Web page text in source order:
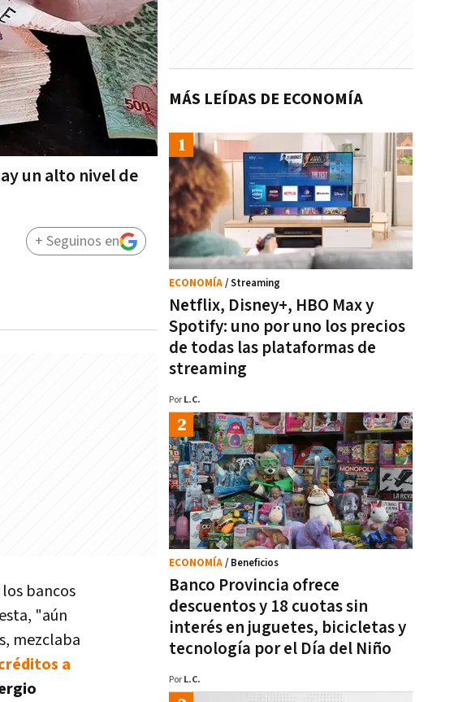
un alto nivel de
+ Seguinos en
bancos
"aún
mezclaba
a
MÁS LEÍDAS DE ECONOMÍA
Netflix, Disney+, HBO Max y
Spotify: uno por uno los precios
de todas las plataformas de
streaming
ECONOMÍA/ Streaming
Por L.C.
Banco Provincia ofrece
descuentos y 18 cuotas sin
interés en juguetes, bicicletas y
tecnología por el Día del Niño
ECONOMÍA/ Beneficios
Por L.C.